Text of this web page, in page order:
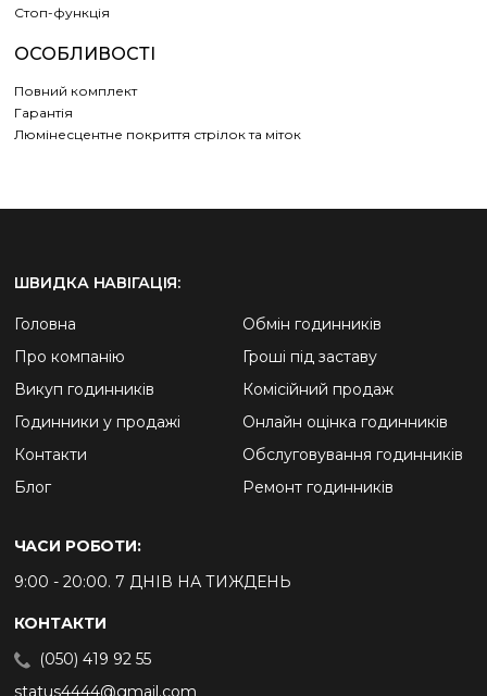
Cтоп-функція
ОСОБЛИВОСТІ
Повний комплект
Гарантія
Люмінесцентне покриття стрілок та міток
ШВИДКА НАВІГАЦІЯ:
Головна
Про компанію
Викуп годинників
Годинники у продажі
Контакти
Блог
Обмін годинників
Гроші під заставу
Комісійний продаж
Онлайн оцінка годинників
Обслуговування годинників
Ремонт годинників
ЧАСИ РОБОТИ:
9:00 - 20:00. 7 ДНІВ НА ТИЖДЕНЬ
КОНТАКТИ
(050) 419 92 55
status4444@gmail.com